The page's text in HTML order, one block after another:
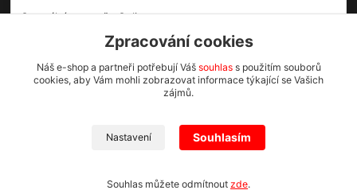
Centrální vysavače Online
Martin Voda
+420 773 99 60 89
(Po-Pá, 8-16.30 hod.)
Centrální vysavače Online 2023
Zpracování cookies
Náš e-shop a partneři potřebují Váš souhlass použitím souborů
cookies, aby Vám mohli zobrazovat informace týkající se Vašich
zájmů.
Nastavení Souhlasím
Souhlas můžete odmítnout zde.